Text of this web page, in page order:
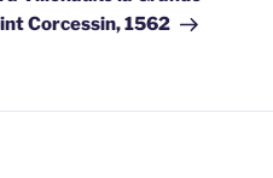
Corcessin, 1562